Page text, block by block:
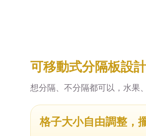
可移動式分隔板設
想分隔、不分隔都可以，水果
格子大小自由調整，